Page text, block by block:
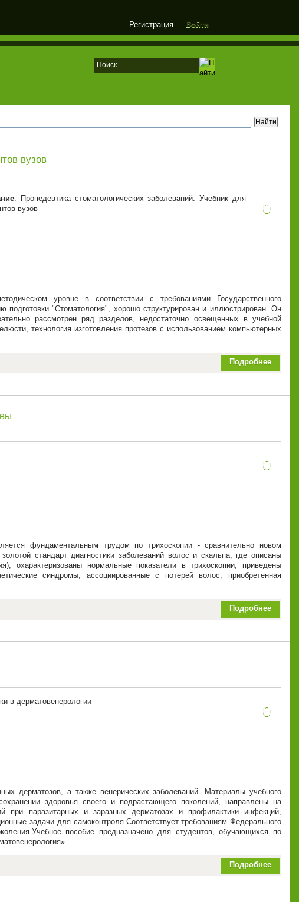
Регистрация Войти
вузов
0
: Пропедевтика стоматологических заболеваний. Учебник для
вузов
уровне в соответствии с требованиями Государственного
подготовки "Стоматология", хорошо структурирован и иллюстрирован. Он
рассмотрен ряд разделов, недостаточно освещенных в учебной
технология изготовления протезов с использованием компьютерных
Подробнее
0
фундаментальным трудом по трихоскопии - сравнительно новом
стандарт диагностики заболеваний волос и скальпа, где описаны
охарактеризованы нормальные показатели в трихоскопии, приведены
синдромы, ассоциированные с потерей волос, приобретенная
Подробнее
0
в дерматовенерологии
дерматозов, а также венерических заболеваний. Материалы учебного
здоровья своего и подрастающего поколений, направлены на
при паразитарных и заразных дерматозах и профилактики инфекций,
задачи для самоконтроля.Соответствует требованиям Федерального
пособие предназначено для студентов, обучающихся по
Подробнее